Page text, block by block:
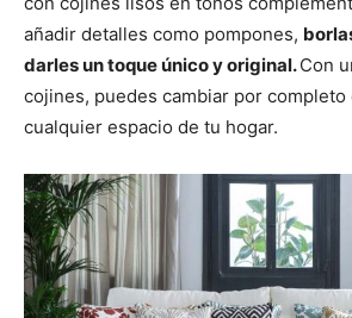
añadir detalles como pompones,
darles un toque único y original.Con
cojines, puedes cambiar por completo
cualquier espacio de tu hogar.